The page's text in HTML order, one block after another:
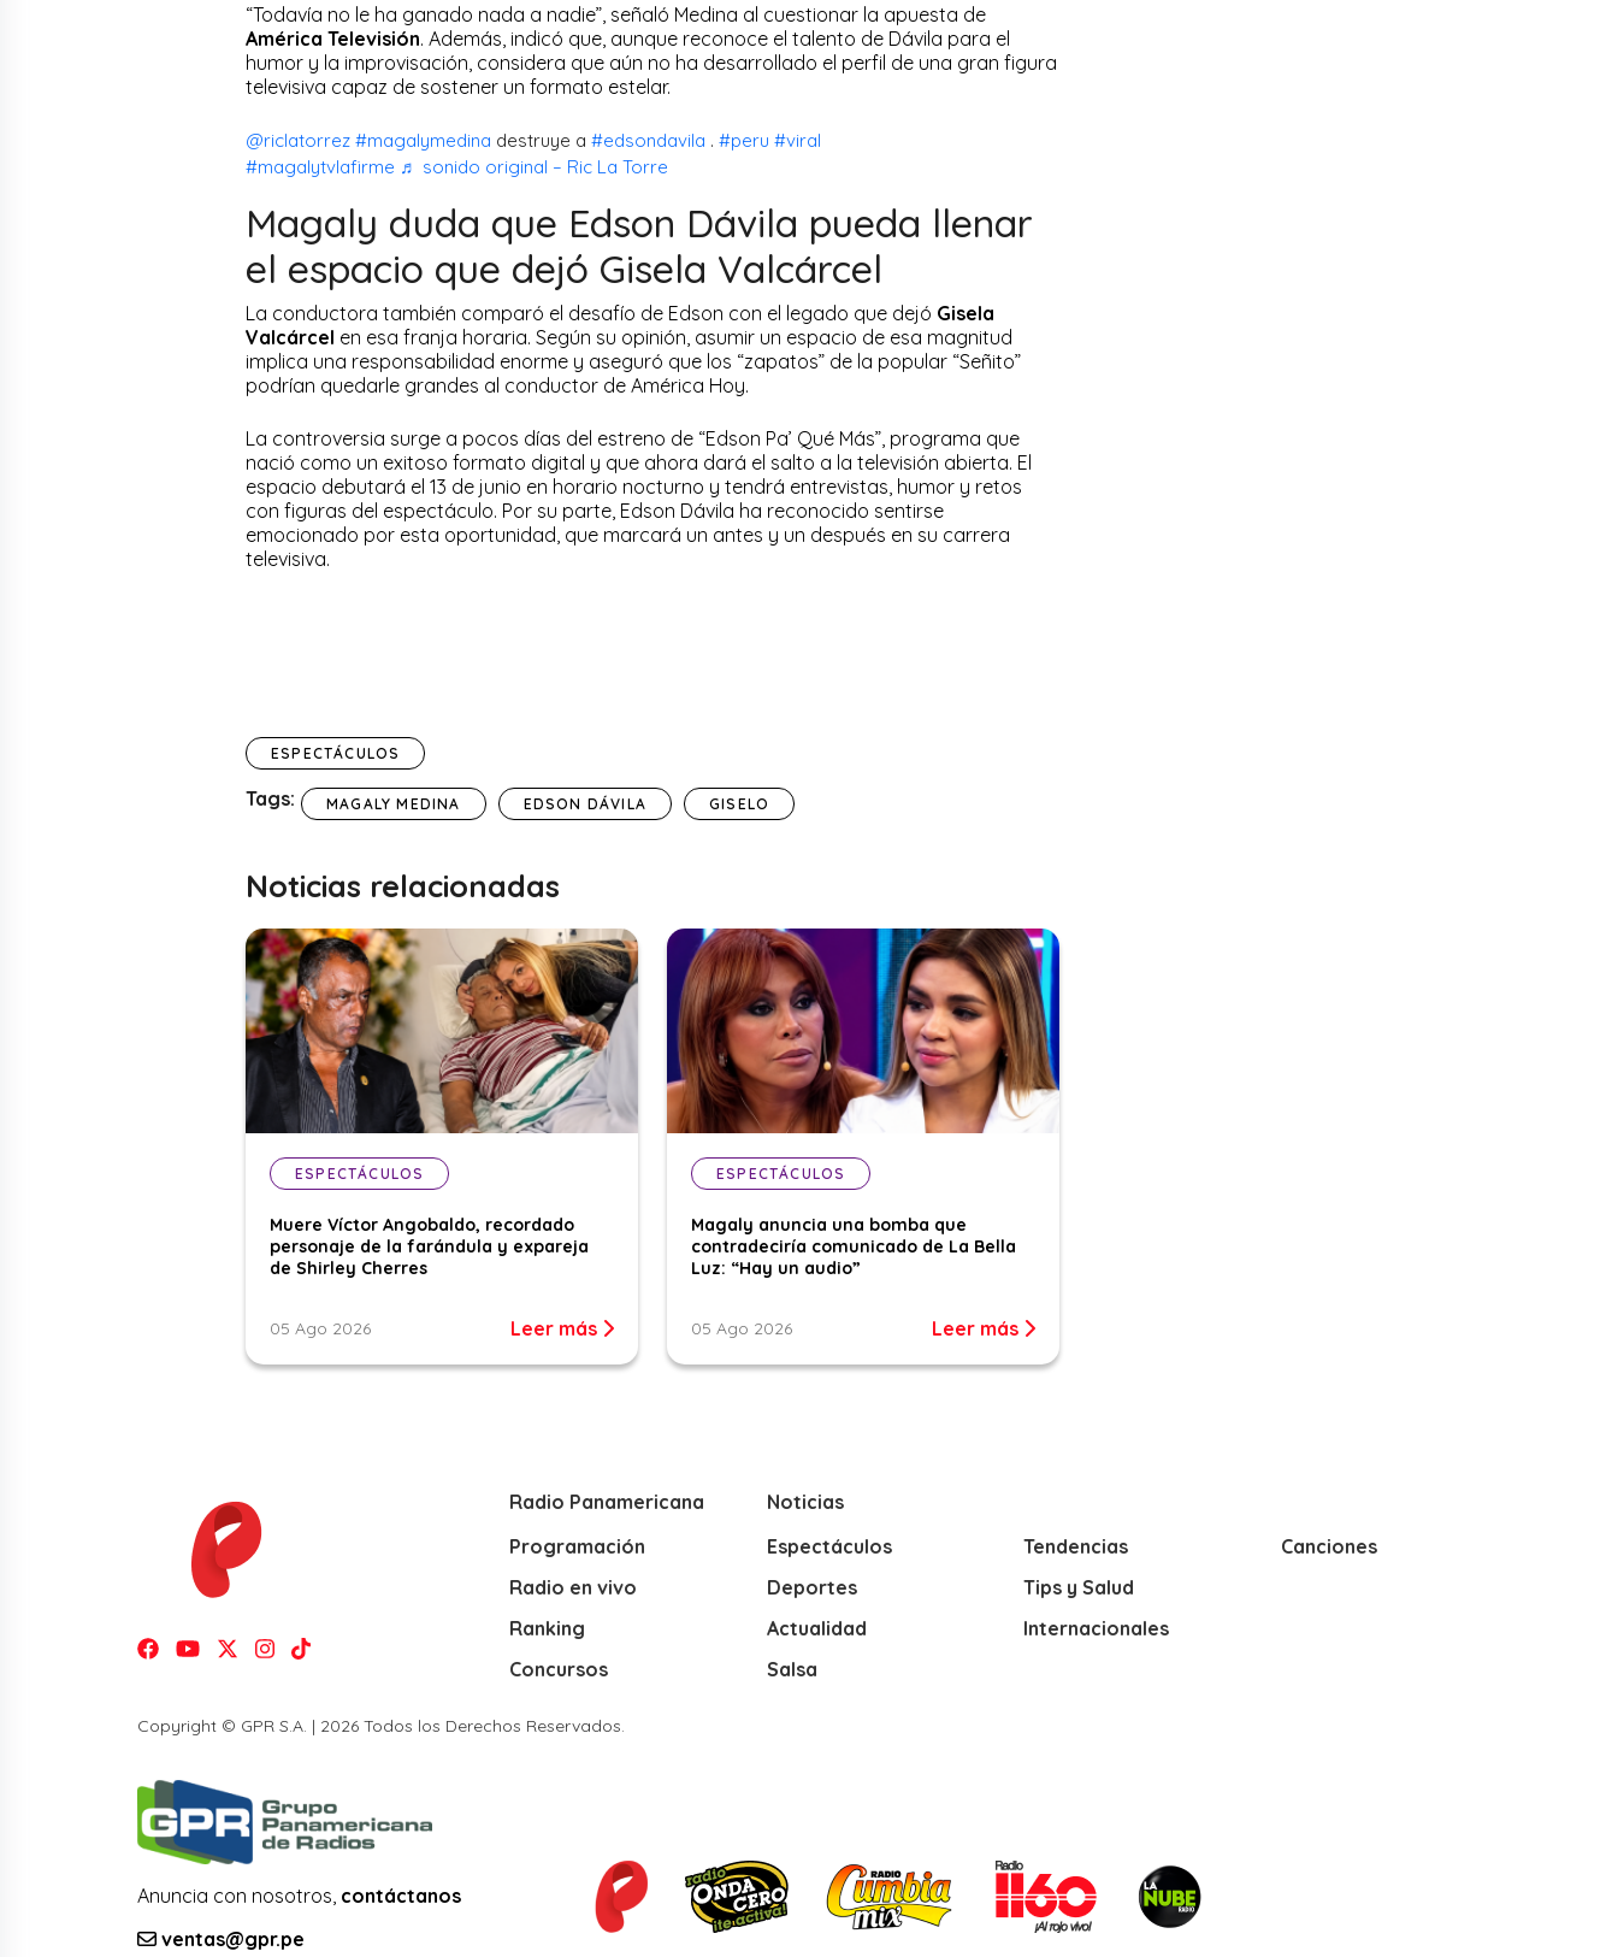
“Todavía no le ha ganado nada a nadie”, señaló Medina al cuestionar la apuesta de
América Televisión. Además, indicó que, aunque reconoce el talento de Dávila para el
humor y la improvisación, considera que aún no ha desarrollado el perfil de una gran figura
televisiva capaz de sostener un formato estelar.
@riclatorrez #magalymedina destruye a #edsondavila . #peru #viral
#magalytvlafirme ♬ sonido original – Ric La Torre
Magaly duda que Edson Dávila pueda llenar
el espacio que dejó Gisela Valcárcel
La conductora también comparó el desafío de Edson con el legado que dejó Gisela
Valcárcel en esa franja horaria. Según su opinión, asumir un espacio de esa magnitud
implica una responsabilidad enorme y aseguró que los “zapatos” de la popular “Señito”
podrían quedarle grandes al conductor de América Hoy.
La controversia surge a pocos días del estreno de “Edson Pa’ Qué Más”, programa que
nació como un exitoso formato digital y que ahora dará el salto a la televisión abierta. El
espacio debutará el 13 de junio en horario nocturno y tendrá entrevistas, humor y retos
con figuras del espectáculo. Por su parte, Edson Dávila ha reconocido sentirse
emocionado por esta oportunidad, que marcará un antes y un después en su carrera
televisiva.
ESPECTÁCULOS
Tags: MAGALY MEDINA EDSON DÁVILA GISELO
Noticias relacionadas
ESPECTÁCULOS
Muere Víctor Angobaldo, recordado
personaje de la farándula y expareja
de Shirley Cherres
05 Ago 2026 Leer más
ESPECTÁCULOS
Magaly anuncia una bomba que
contradeciría comunicado de La Bella
Luz: “Hay un audio”
05 Ago 2026 Leer más
Radio Panamericana
Programación
Radio en vivo
Ranking
Concursos
Noticias
Espectáculos
Deportes
Actualidad
Salsa
Tendencias
Tips y Salud
Internacionales
Canciones
Copyright © GPR S.A. | 2026 Todos los Derechos Reservados.
Anuncia con nosotros, contáctanos
ventas@gpr.pe